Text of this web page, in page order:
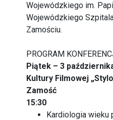
Wojewódzkiego im.
Wojewódzkiego
Zamościu.
PROGRAM
Piątek – 3
Kultury Filmowej
Zamość
15:30
Kardiologia wieku